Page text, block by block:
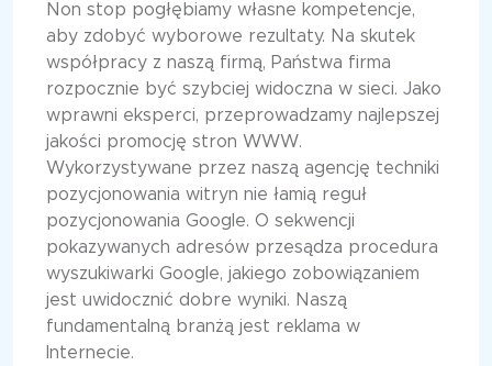
Non stop pogłębiamy własne kompetencje,
aby zdobyć wyborowe rezultaty. Na skutek
współpracy z naszą firmą, Państwa firma
rozpocznie być szybciej widoczna w sieci. Jako
wprawni eksperci, przeprowadzamy najlepszej
jakości promocję stron WWW.
Wykorzystywane przez naszą agencję techniki
pozycjonowania witryn nie łamią reguł
pozycjonowania Google. O sekwencji
pokazywanych adresów przesądza procedura
wyszukiwarki Google, jakiego zobowiązaniem
jest uwidocznić dobre wyniki. Naszą
fundamentalną branżą jest reklama w
Internecie.